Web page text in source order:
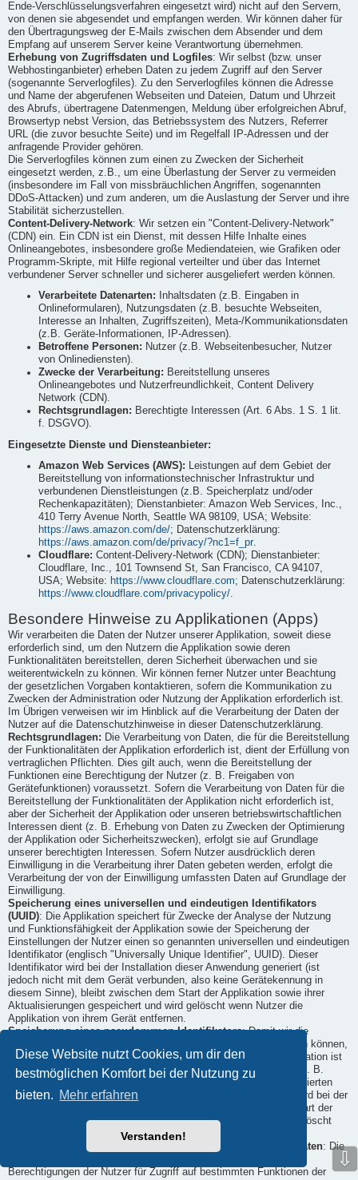
Diese Website nutzt Cookies, um dir den
bestmöglichen Komfort bei der Nutzung zu
bieten. Mehr erfahren
Verstanden!
Ende-Verschlüsselungsverfahren eingesetzt wird) nicht auf den Servern,
von denen sie abgesendet und empfangen werden. Wir können daher für
den Übertragungsweg der E-Mails zwischen dem Absender und dem
Empfang auf unserem Server keine Verantwortung übernehmen.
Erhebung von Zugriffsdaten und Logfiles: Wir selbst (bzw. unser
Webhostinganbieter) erheben Daten zu jedem Zugriff auf den Server
(sogenannte Serverlogfiles). Zu den Serverlogfiles können die Adresse
und Name der abgerufenen Webseiten und Dateien, Datum und Uhrzeit
des Abrufs, übertragene Datenmengen, Meldung über erfolgreichen Abruf,
Browsertyp nebst Version, das Betriebssystem des Nutzers, Referrer
URL (die zuvor besuchte Seite) und im Regelfall IP-Adressen und der
anfragende Provider gehören.
Die Serverlogfiles können zum einen zu Zwecken der Sicherheit
eingesetzt werden, z.B., um eine Überlastung der Server zu vermeiden
(insbesondere im Fall von missbräuchlichen Angriffen, sogenannten
DDoS-Attacken) und zum anderen, um die Auslastung der Server und ihre
Stabilität sicherzustellen.
Content-Delivery-Network: Wir setzen ein "Content-Delivery-Network"
(CDN) ein. Ein CDN ist ein Dienst, mit dessen Hilfe Inhalte eines
Onlineangebotes, insbesondere große Mediendateien, wie Grafiken oder
Programm-Skripte, mit Hilfe regional verteilter und über das Internet
verbundener Server schneller und sicherer ausgeliefert werden können.
Verarbeitete Datenarten: Inhaltsdaten (z.B. Eingaben in
Onlineformularen), Nutzungsdaten (z.B. besuchte Webseiten,
Interesse an Inhalten, Zugriffszeiten), Meta-/Kommunikationsdaten
(z.B. Geräte-Informationen, IP-Adressen).
Betroffene Personen: Nutzer (z.B. Webseitenbesucher, Nutzer
von Onlinediensten).
Zwecke der Verarbeitung: Bereitstellung unseres
Onlineangebotes und Nutzerfreundlichkeit, Content Delivery
Network (CDN).
Rechtsgrundlagen: Berechtigte Interessen (Art. 6 Abs. 1 S. 1 lit.
f. DSGVO).
Eingesetzte Dienste und Diensteanbieter:
Amazon Web Services (AWS): Leistungen auf dem Gebiet der
Bereitstellung von informationstechnischer Infrastruktur und
verbundenen Dienstleistungen (z.B. Speicherplatz und/oder
Rechenkapazitäten); Dienstanbieter: Amazon Web Services, Inc.,
410 Terry Avenue North, Seattle WA 98109, USA; Website:
https://aws.amazon.com/de/; Datenschutzerklärung:
https://aws.amazon.com/de/privacy/?nc1=f_pr.
Cloudflare: Content-Delivery-Network (CDN); Dienstanbieter:
Cloudflare, Inc., 101 Townsend St, San Francisco, CA 94107,
USA; Website: https://www.cloudflare.com; Datenschutzerklärung:
https://www.cloudflare.com/privacypolicy/.
Besondere Hinweise zu Applikationen (Apps)
Wir verarbeiten die Daten der Nutzer unserer Applikation, soweit diese
erforderlich sind, um den Nutzern die Applikation sowie deren
Funktionalitäten bereitstellen, deren Sicherheit überwachen und sie
weiterentwickeln zu können. Wir können ferner Nutzer unter Beachtung
der gesetzlichen Vorgaben kontaktieren, sofern die Kommunikation zu
Zwecken der Administration oder Nutzung der Applikation erforderlich ist.
Im Übrigen verweisen wir im Hinblick auf die Verarbeitung der Daten der
Nutzer auf die Datenschutzhinweise in dieser Datenschutzerklärung.
Rechtsgrundlagen: Die Verarbeitung von Daten, die für die Bereitstellung
der Funktionalitäten der Applikation erforderlich ist, dient der Erfüllung von
vertraglichen Pflichten. Dies gilt auch, wenn die Bereitstellung der
Funktionen eine Berechtigung der Nutzer (z. B. Freigaben von
Gerätefunktionen) voraussetzt. Sofern die Verarbeitung von Daten für die
Bereitstellung der Funktionalitäten der Applikation nicht erforderlich ist,
aber der Sicherheit der Applikation oder unseren betriebswirtschaftlichen
Interessen dient (z. B. Erhebung von Daten zu Zwecken der Optimierung
der Applikation oder Sicherheitszwecken), erfolgt sie auf Grundlage
unserer berechtigten Interessen. Sofern Nutzer ausdrücklich deren
Einwilligung in die Verarbeitung ihrer Daten gebeten werden, erfolgt die
Verarbeitung der von der Einwilligung umfassten Daten auf Grundlage der
Einwilligung.
Speicherung eines universellen und eindeutigen Identifikators
(UUID): Die Applikation speichert für Zwecke der Analyse der Nutzung
und Funktionsfähigkeit der Applikation sowie der Speicherung der
Einstellungen der Nutzer einen so genannten universellen und eindeutigen
Identifikator (englisch "Universally Unique Identifier", UUID). Dieser
Identifikator wird bei der Installation dieser Anwendung generiert (ist
jedoch nicht mit dem Gerät verbunden, also keine Gerätekennung in
diesem Sinne), bleibt zwischen dem Start der Applikation sowie ihrer
Aktualisierungen gespeichert und wird gelöscht wenn Nutzer die
Applikation von ihrem Gerät entfernen.
Speicherung eines pseudonymen Identifikators: Damit wir die
Applikation bereitstellen und ihre Funktionsfähigkeit sicherstellen können,
verwenden wir einen pseudonymen Identifikator. Der die Identifikation ist
ein mathematischer Wert (d. h. es werden keine Klardaten, wie z. B.
Namen verwendet), der einem Gerät und/ oder der auf ihm installierten
Installation der Applikation zugeordnet ist. Dieser Identifikator wird bei der
Installation dieser Anwendung generiert, bleibt zwischen dem Start der
Applikation sowie ihrer Aktualisierungen gespeichert und wird gelöscht
wenn Nutzer die Applikation von dem Gerät entfernen.
Geräteberechtigungen für den Zugriff auf Funktionen und Daten: Die
Berechtigungen der Nutzer für Zugriff auf bestimmten Funktionen der
⇩